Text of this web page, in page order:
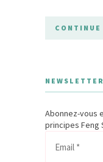
CONTINUE
NEWSLETTER
Abonnez-vous
principes Feng